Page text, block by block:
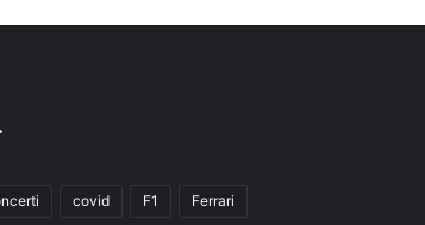
covid F1 Ferrari